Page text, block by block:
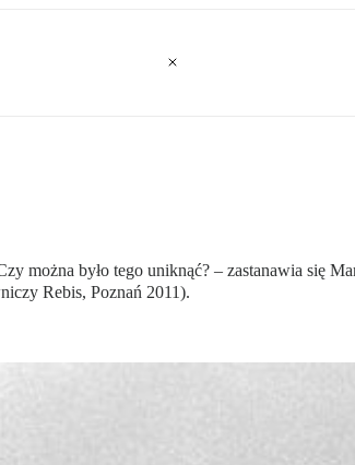
można było tego uniknąć? – zastanawia się
Rebis, Poznań 2011).